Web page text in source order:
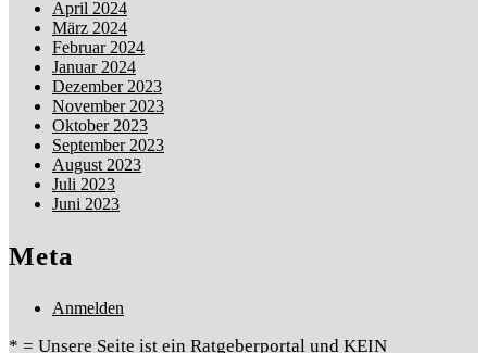
April 2024
März 2024
Februar 2024
Januar 2024
Dezember 2023
November 2023
Oktober 2023
September 2023
August 2023
Juli 2023
Juni 2023
Meta
Anmelden
* = Unsere Seite ist ein Ratgeberportal und KEIN